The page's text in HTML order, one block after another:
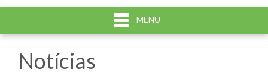
MENU
Notícias